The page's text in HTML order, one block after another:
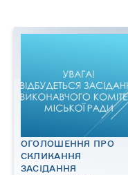
ОГОЛОШЕННЯ ПРО
СКЛИКАННЯ
ЗАСІДАННЯ